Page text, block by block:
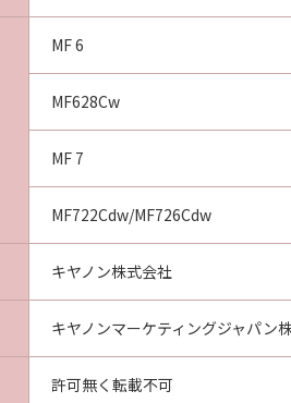
MF 6
MF628Cw
MF 7
MF722Cdw/MF726Cdw
キヤノン株式会社
キヤノンマーケティングジャパン
許可無く転載不可